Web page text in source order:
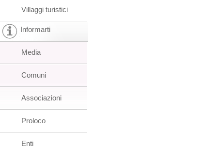
Villaggi turistici
Informarti
Media
Comuni
Associazioni
Proloco
Enti